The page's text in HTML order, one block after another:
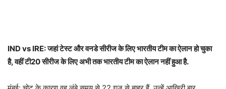
IND vs IRE: जहां टेस्ट और वनडे सीरीज के लिए भारतीय टीम का ऐलान हो चुका
है, वहीं टी20 सीरीज के लिए अभी तक भारतीय टीम का ऐलान नहीं हुआ है.